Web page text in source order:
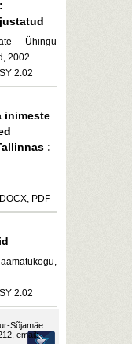
Ühingu
2002
2.02
inimeste
:
PDF
2.02
Sõjamäe
email: